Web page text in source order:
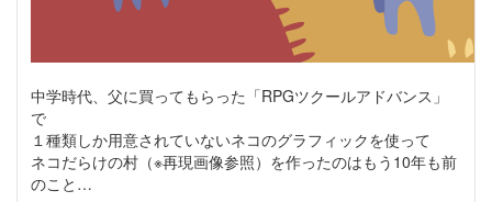
中学時代、父に買ってもらった「RPGツクールアドバンス」
で
１種類しか用意されていないネコのグラフィックを使って
ネコだらけの村（※再現画像参照）を作ったのはもう10年も前
のこと…